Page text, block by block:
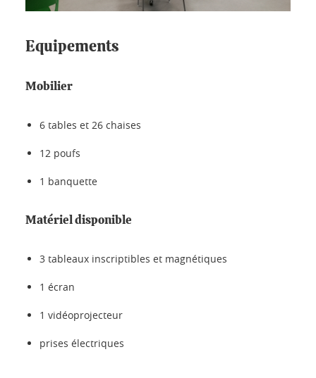
Equipements
Mobilier
6 tables et 26 chaises
12 poufs
1 banquette
Matériel disponible
3 tableaux inscriptibles et magnétiques
1 écran
1 vidéoprojecteur
prises électriques